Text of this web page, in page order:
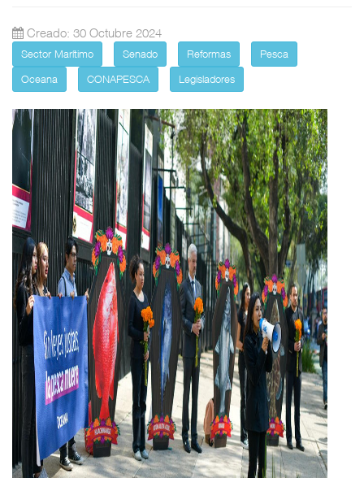
Creado: 30 Octubre 2024
Sector Marítimo Senado Reformas
Pesca
Oceana
CONAPESCA Legisladores